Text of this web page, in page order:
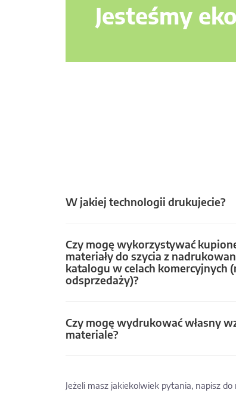
Jesteśmy
W jakiej technologii drukujecie?
Czy mogę wykorzystywać
materiały do szycia z
katalogu w celach komercyjnych
odsprzedaży)?
Czy mogę wydrukować własny
materiale?
Jeżeli masz jakiekolwiek pytania, napisz do